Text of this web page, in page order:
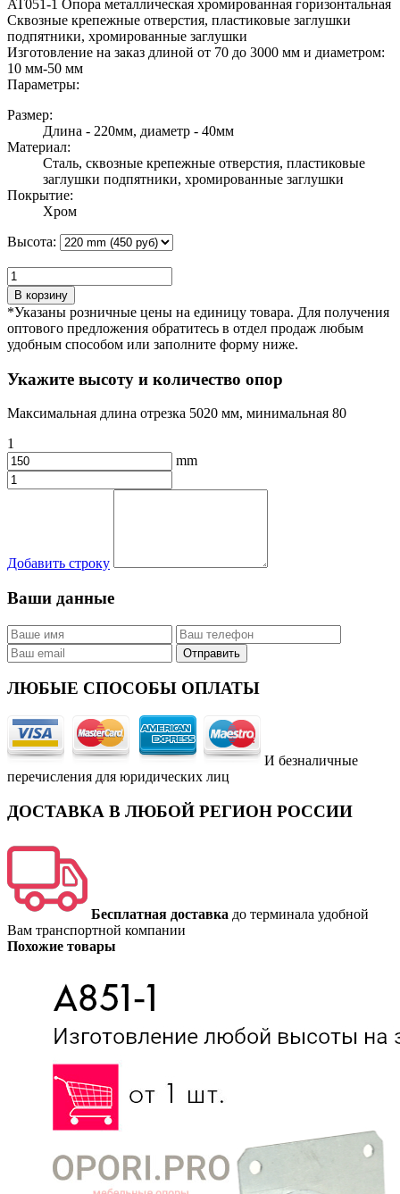
AT051-1 Опора металлическая хромированная горизонтальная
Сквозные крепежные отверстия, пластиковые заглушки
подпятники, хромированные заглушки
Изготовление на заказ длиной от 70 до 3000 мм и диаметром:
10 мм-50 мм
Параметры:
Размер:
Длина - 220мм, диаметр - 40мм
Материал:
Сталь, сквозные крепежные отверстия, пластиковые
заглушки подпятники, хромированные заглушки
Покрытие:
Хром
Высота:
В корзину
*Указаны розничные цены на единицу товара. Для получения
оптового предложения обратитесь в отдел продаж любым
удобным способом или заполните форму ниже.
Укажите высоту и количество опор
Максимальная длина отрезка 5020 мм, минимальная 80
1
mm
Добавить строку
Ваши данные
ЛЮБЫЕ СПОСОБЫ ОПЛАТЫ
И безналичные
перечисления для юридических лиц
ДОСТАВКА В ЛЮБОЙ РЕГИОН РОССИИ
Бесплатная доставка до терминала удобной
Вам транспортной компании
Похожие товары